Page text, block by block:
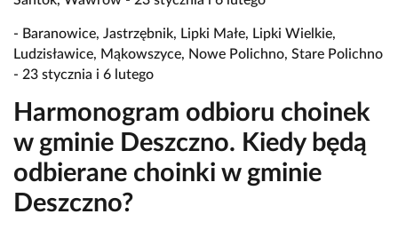
- Baranowice, Jastrzębnik, Lipki Małe, Lipki Wielkie,
Ludzisławice, Mąkowszyce, Nowe Polichno, Stare Polichno
- 23 stycznia i 6 lutego
Harmonogram odbioru choinek
w gminie Deszczno. Kiedy będą
odbierane choinki w gminie
Deszczno?